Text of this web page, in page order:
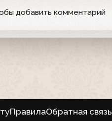
добавить комментарий
ПравилаОбратная связь